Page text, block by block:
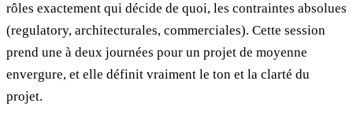
rôles exactement qui décide de quoi, les contraintes absolues
(regulatory, architecturales, commerciales). Cette session
prend une à deux journées pour un projet de moyenne
envergure, et elle définit vraiment le ton et la clarté du
projet.